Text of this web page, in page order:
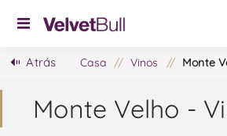
Atrás Casa / Vinos / Monte
Monte Velho -